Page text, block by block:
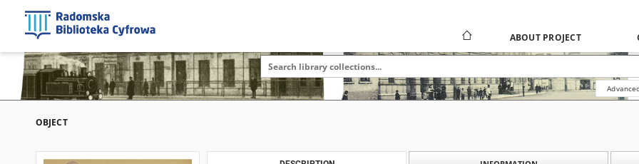
ABOUT PROJECT
OBJECT